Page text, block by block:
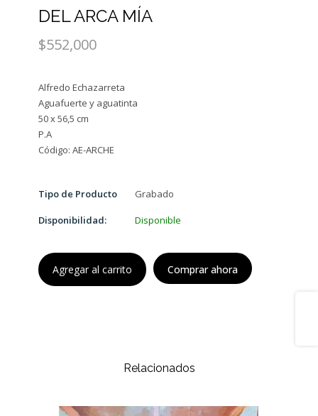
DEL ARCA MÍA
$552,000
Alfredo Echazarreta
Aguafuerte y aguatinta
50 x 56,5 cm
P.A
Tipo de Producto Grabado
Disponibilidad: Disponible
Agregar al carrito Comprar ahora
Relacionados